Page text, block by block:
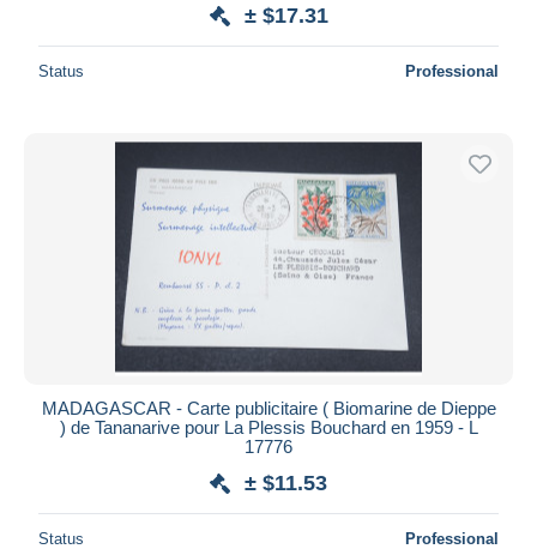
± $17.31
Status Professional
MADAGASCAR - Carte publicitaire ( Biomarine de Dieppe
) de Tananarive pour La Plessis Bouchard en 1959 - L
17776
± $11.53
Status Professional